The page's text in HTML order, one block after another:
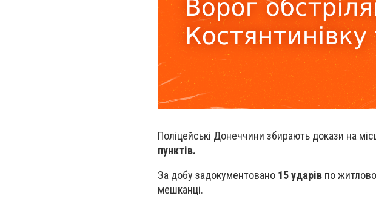
Поліцейські Донеччини збирають докази на
пунктів.
За добу задокументовано 15 ударів по
мешканці.